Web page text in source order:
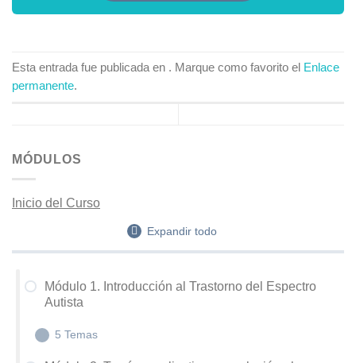
Esta entrada fue publicada en . Marque como favorito el Enlace
permanente.
MÓDULOS
Inicio del Curso
Expandir todo
Módulo 1. Introducción al Trastorno del Espectro
Autista
5 Temas